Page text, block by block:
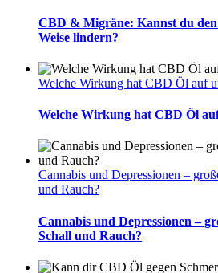
CBD & Migräne: Kannst du
Weise lindern?
Welche Wirkung hat CBD Öl auf
Welche Wirkung hat CBD Öl
Cannabis und Depressionen –
und Rauch?
Cannabis und Depressionen –
Schall und Rauch?